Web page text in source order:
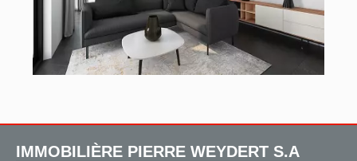
IMMOBILIÈRE PIERRE WEYDERT S.A